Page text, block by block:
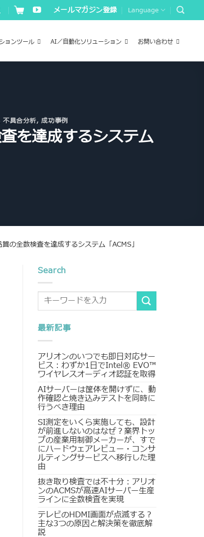
メールマガジン登録 Language
ョンツール AI／自動化ソリューション お問い合わせ
不具合分析,成功事例
を達成するシステム
の全数検査を達成するシステム「ACMS」
Search
最新記事
アリオンのいつでも即日対応サー
ビス：わずか1日でIntel® EVO™
ワイヤレスオーディオ認証を取得
AIサーバーは筐体を開けずに、動
作確認と焼き込みテストを同時に
行うべき理由
SI測定をいくら実施しても、設計
が前進しないのはなぜ？業界トッ
プの産業用制御メーカーが、すで
にハードウェアレビュー・コンサ
ルティングサービスへ移行した理
由
抜き取り検査では不十分：アリオ
ンのACMSが高速AIサーバー生産
ラインに全数検査を実現
テレビのHDMI画面が点滅する？
主な3つの原因と解決策を徹底解
説